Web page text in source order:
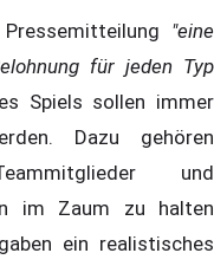
"eine
für jeden Typ
Spiels sollen immer
Dazu gehören
und
im Zaum zu halten
ein realistisches